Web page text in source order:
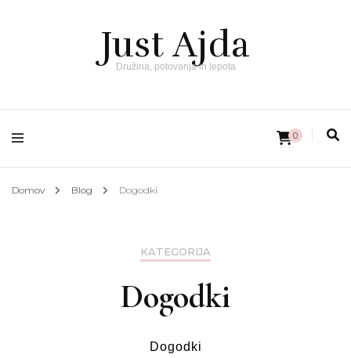
Just Ajda
Družina, potovanja in lepota
0
Domov Blog Dogodki
KATEGORIJA
Dogodki
Dogodki